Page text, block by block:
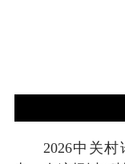
2026中关